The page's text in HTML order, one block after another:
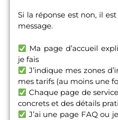
Si la réponse est non, il
message.
Ma page d’accueil
je fais
J’indique mes zones
mes tarifs (au moins une
Chaque page de
concrets et des détails
J’ai une page FAQ ou